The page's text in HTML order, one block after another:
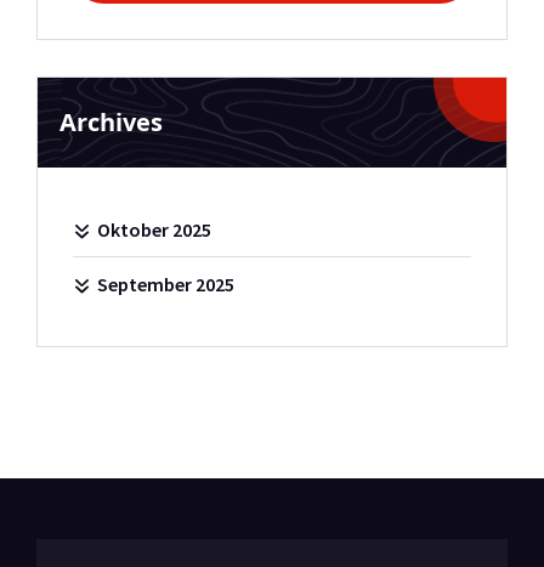
Archives
Oktober 2025
September 2025